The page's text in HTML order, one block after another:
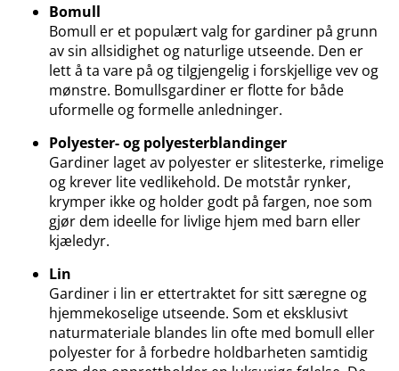
Bomull
Bomull er et populært valg for gardiner på grunn
av sin allsidighet og naturlige utseende. Den er
lett å ta vare på og tilgjengelig i forskjellige vev og
mønstre. Bomullsgardiner er flotte for både
uformelle og formelle anledninger.
Polyester- og polyesterblandinger
Gardiner laget av polyester er slitesterke, rimelige
og krever lite vedlikehold. De motstår rynker,
krymper ikke og holder godt på fargen, noe som
gjør dem ideelle for livlige hjem med barn eller
kjæledyr.
Lin
Gardiner i lin er ettertraktet for sitt særegne og
hjemmekoselige utseende. Som et eksklusivt
naturmateriale blandes lin ofte med bomull eller
polyester for å forbedre holdbarheten samtidig